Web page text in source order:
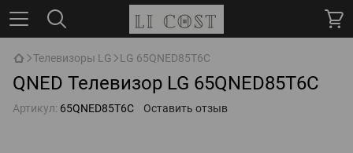
Телевизоры LG LG 65QNED85T6C
QNED Телевизор LG 65QNED85T6C
Артикул: 65QNED85T6C Оставить отзыв